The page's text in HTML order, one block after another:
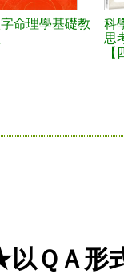
命理學基礎教
科
思
Ａ形式